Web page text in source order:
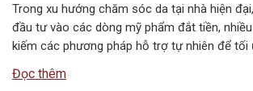
Trong xu hướng chăm sóc da tại nhà hiện
đầu tư vào các dòng mỹ phẩm đắt tiền,
kiếm các phương pháp hỗ trợ tự nhiên để tối
mang lại cảm…
Đọc thêm